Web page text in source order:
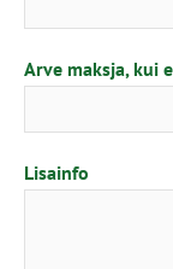
Arve maksja, kui
Lisainfo